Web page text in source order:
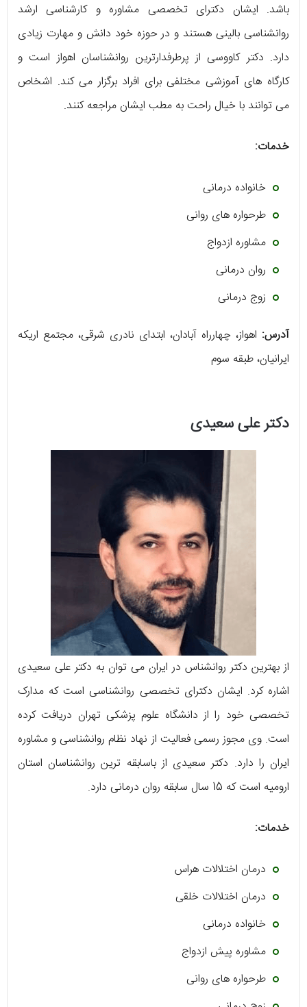
باشد. ایشان دکترای تخصصی مشاوره و کارشناسی ارشد
روانشناسی بالینی هستند و در حوزه خود دانش و مهارت زیادی
دارد. دکتر کاووسی از پرطرفدارترین روانشناسان اهواز است و
کارگاه های آموزشی مختلفی برای افراد برگزار می کند. اشخاص
می توانند با خیال راحت به مطب ایشان مراجعه کنند.
خدمات:
خانواده درمانی
طرحواره های روانی
مشاوره ازدواج
روان درمانی
زوج درمانی
آدرس: اهواز، چهارراه آبادان، ابتدای نادری شرقی، مجتمع اریکه
ایرانیان، طبقه سوم
دکتر علی سعیدی
از بهترین دکتر روانشناس در ایران می توان به دکتر علی سعیدی
اشاره کرد. ایشان دکترای تخصصی روانشناسی است که مدارک
تخصصی خود را از دانشگاه علوم پزشکی تهران دریافت کرده
است. وی مجوز رسمی فعالیت از نهاد نظام روانشناسی و مشاوره
ایران را دارد. دکتر سعیدی از باسابقه ترین روانشناسان استان
ارومیه است که 15 سال سابقه روان درمانی دارد.
خدمات:
درمان اختلالات هراس
درمان اختلالات خلقی
خانواده درمانی
مشاوره پیش ازدواج
طرحواره های روانی